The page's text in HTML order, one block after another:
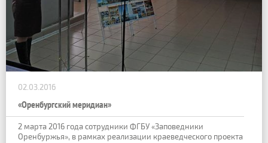
02.03.2016
«Оренбургский меридиан»
2 марта 2016 года сотрудники ФГБУ «Заповедники
Оренбуржья», в рамках реализации краеведческого проекта